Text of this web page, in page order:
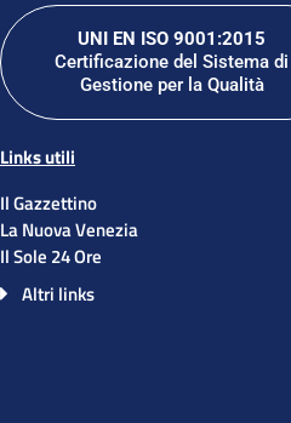
UNI EN ISO 9001:2015
Certificazione del Sistema di
Gestione per la Qualità
Links utili
Il Gazzettino
La Nuova Venezia
Il Sole 24 Ore
Altri links